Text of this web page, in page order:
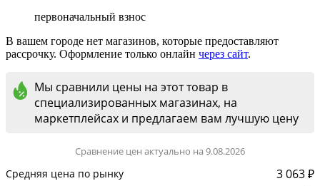
первоначальный взнос
В вашем городе нет магазинов, которые предоставляют
рассрочку. Оформление только онлайн через сайт.
Мы сравнили цены на этот товар в
специализированных магазинах, на
маркетплейсах и предлагаем вам лучшую цену
Сравнение цен актуально на 9.08.2026
Средняя цена по рынку 3 063 ₽